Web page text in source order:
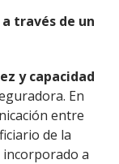
través de un
y capacidad
En
entre
de la
incorporado a